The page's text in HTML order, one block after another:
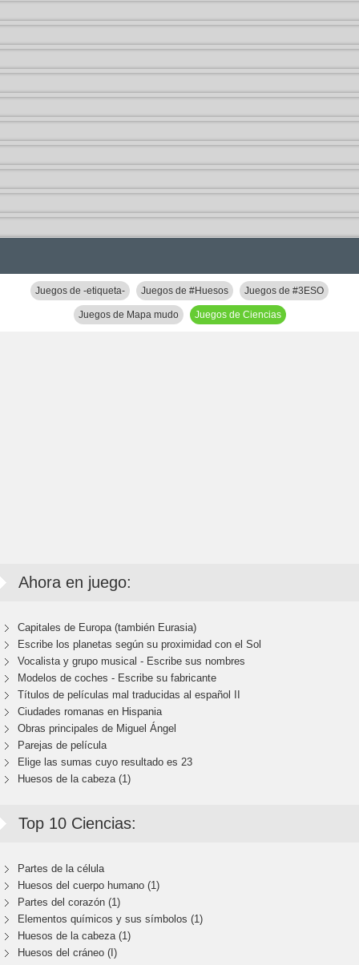
Juegos de -etiqueta- Juegos de #Huesos Juegos de #3ESO
Juegos de Mapa mudo Juegos de Ciencias
Ahora en juego:
Capitales de Europa (también Eurasia)
Escribe los planetas según su proximidad con el Sol
Vocalista y grupo musical - Escribe sus nombres
Modelos de coches - Escribe su fabricante
Títulos de películas mal traducidas al español II
Ciudades romanas en Hispania
Obras principales de Miguel Ángel
Parejas de película
Elige las sumas cuyo resultado es 23
Huesos de la cabeza (1)
Top 10 Ciencias:
Partes de la célula
Huesos del cuerpo humano (1)
Partes del corazón (1)
Elementos químicos y sus símbolos (1)
Huesos de la cabeza (1)
Huesos del cráneo (I)